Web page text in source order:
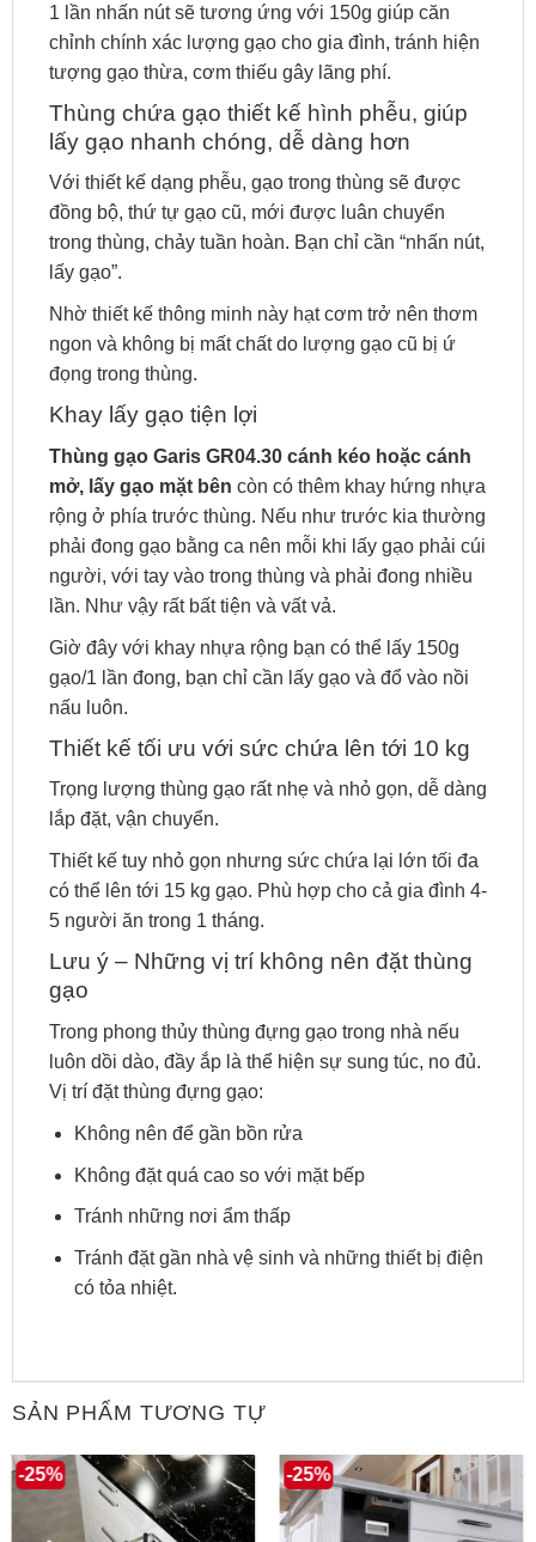
1 lần nhấn nút sẽ tương ứng với 150g giúp căn
chỉnh chính xác lượng gạo cho gia đình, tránh hiện
tượng gạo thừa, cơm thiếu gây lãng phí.
Thùng chứa gạo thiết kế hình phễu, giúp
lấy gạo nhanh chóng, dễ dàng hơn
Với thiết kế dạng phễu, gạo trong thùng sẽ được
đồng bộ, thứ tự gạo cũ, mới được luân chuyển
trong thùng, chảy tuần hoàn. Bạn chỉ cần “nhấn nút,
lấy gạo”.
Nhờ thiết kế thông minh này hạt cơm trở nên thơm
ngon và không bị mất chất do lượng gạo cũ bị ứ
đọng trong thùng.
Khay lấy gạo tiện lợi
Thùng gạo Garis GR04.30 cánh kéohoặc cánh
mở, lấy gạo mặt bên còn có thêm khay hứng nhựa
rộng ở phía trước thùng. Nếu như trước kia thường
phải đong gạo bằng ca nên mỗi khi lấy gạo phải cúi
người, với tay vào trong thùng và phải đong nhiều
lần. Như vậy rất bất tiện và vất vả.
Giờ đây với khay nhựa rộng bạn có thể lấy 150g
gạo/1 lần đong, bạn chỉ cần lấy gạo và đổ vào nồi
nấu luôn.
Thiết kế tối ưu với sức chứa lên tới 10 kg
Trọng lượng thùng gạo rất nhẹ và nhỏ gọn, dễ dàng
lắp đặt, vận chuyển.
Thiết kế tuy nhỏ gọn nhưng sức chứa lại lớn tối đa
có thể lên tới 15 kg gạo. Phù hợp cho cả gia đình 4-
5 người ăn trong 1 tháng.
Lưu ý – Những vị trí không nên đặt thùng
gạo
Trong phong thủy thùng đựng gạo trong nhà nếu
luôn dồi dào, đầy ắp là thể hiện sự sung túc, no đủ.
Vị trí đặt thùng đựng gạo:
Không nên để gần bồn rửa
Không đặt quá cao so với mặt bếp
Tránh những nơi ẩm thấp
Tránh đặt gần nhà vệ sinh và những thiết bị điện
có tỏa nhiệt.
SẢN PHẨM TƯƠNG TỰ
-25% -25%